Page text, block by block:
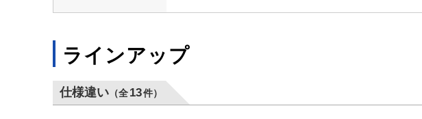
ラインアップ
仕様違い （全13件）